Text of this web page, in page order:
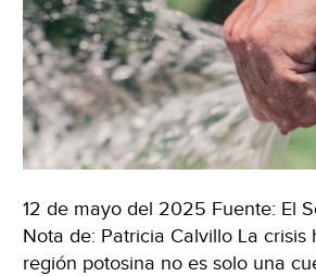
12 de mayo del 2025 Fuente: El
Nota de: Patricia Calvillo La crisis
región potosina no es solo una